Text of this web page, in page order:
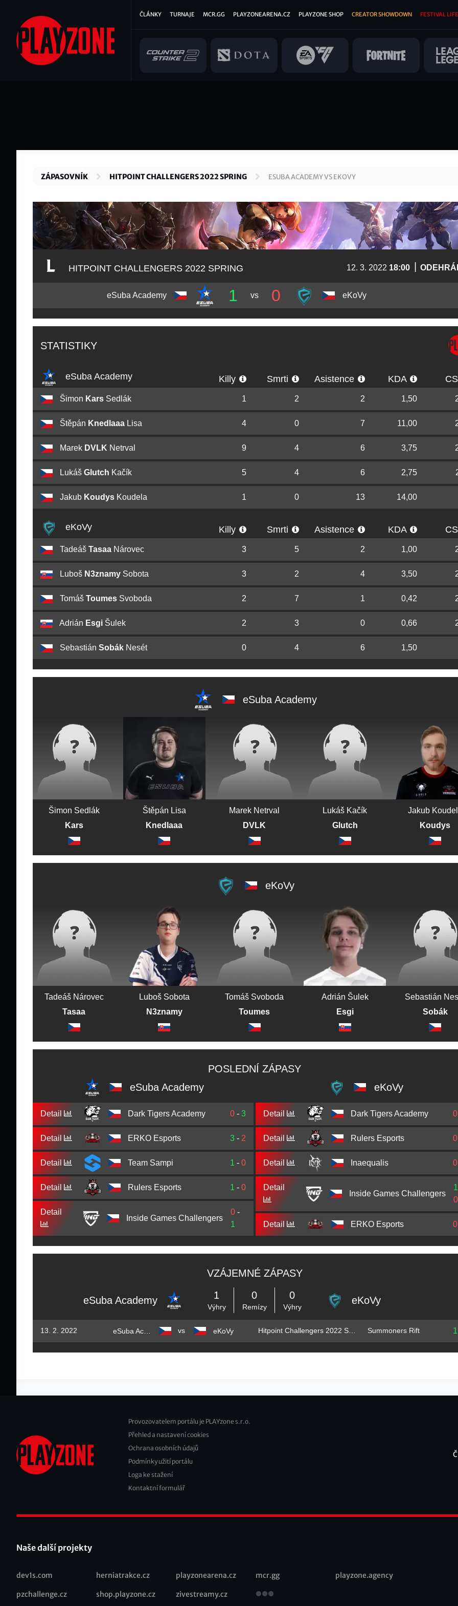
hlavnímu
obsahu
Hlavní
ČLÁNKY TURNAJE MCR.GG PLAYZONEARENA.CZ PLAYZONE SHOP CREATOR SHOWDOWN FESTIVAL
ZÁPASOVNÍK HITPOINT CHALLENGERS 2022 SPRING ESUBA ACADEMY VS EKOVY
HITPOINT CHALLENGERS 2022 SPRING 12. 3. 2022 18:00
eSuba Academy 1 vs 0 eKoVy
STATISTIKY
eSuba Academy Killy Smrti Asistence KDA
Šimon Kars Sedlák 1 2 2 1,50
Štěpán Knedlaaa Lisa 4 0 7 11,00
Marek DVLK Netrval 9 4 6 3,75
Lukáš Glutch Kačík 5 4 6 2,75
Jakub Koudys Koudela 1 0 13 14,00
eKoVy Killy Smrti Asistence KDA
Tadeáš Tasaa Nárovec 3 5 2 1,00
Luboš N3znamy Sobota 3 2 4 3,50
Tomáš Toumes Svoboda 2 7 1 0,42
Adrián Esgi Šulek 2 3 0 0,66
Sebastián Sobák Nesét 0 4 6 1,50
eSuba Academy
Šimon Sedlák
Kars
Štěpán Lisa
Knedlaaa
Marek Netrval
DVLK
Lukáš Kačík
Glutch
Jakub
Koudys
eKoVy
Tadeáš Nárovec
Tasaa
Luboš Sobota
N3znamy
Tomáš Svoboda
Toumes
Adrián Šulek
Esgi
Sebastián
Sobák
POSLEDNÍ ZÁPASY
eSuba Academy
eKoVy
Detail Dark Tigers Academy 0 - 3
Detail ERKO Esports 3 - 2
Detail Team Sampi 1 - 0
Detail Rulers Esports 1 - 0
Detail
Inside Games Challengers
0-
1
Detail Dark Tigers Academy 0
Detail Rulers Esports 0
Detail Inaequalis 0
Detail
Inside Games Challengers
1
0
Detail ERKO Esports 0
VZÁJEMNÉ ZÁPASY
eSuba Academy 1
Výhry
0
Remízy
0
Výhry
eKoVy
13. 2. 2022 vs eKoVy Hitpoint Challengers 2022 Spring Summoners Rift 1
Footer
2
Provozovatelem portálu je PLAYzone s.r.o.
Přehled a nastavení cookies
Ochrana osobních údajů
Podmínky užití portálu
Loga ke stažení
Kontaktní formulář
Naše další projekty
Recommended
dev1s.com herniatrakce.cz playzonearena.cz mcr.gg playzone.agency
pzchallenge.cz shop.playzone.cz zivestreamy.cz